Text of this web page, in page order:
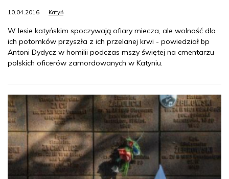
10.04.2016 Katyń
W lesie katyńskim spoczywają ofiary miecza, ale wolność dla
ich potomków przyszła z ich przelanej krwi - powiedział bp
Antoni Dydycz w homilii podczas mszy świętej na cmentarzu
polskich oficerów zamordowanych w Katyniu.